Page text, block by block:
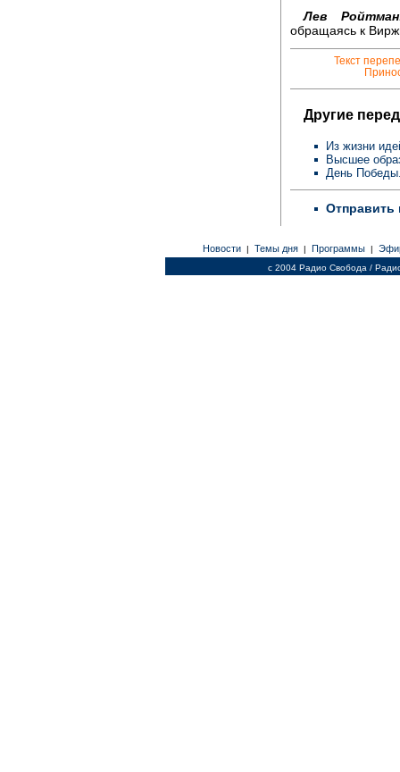
Лев
обращаясь к
Текст
Другие
Из жизни
Высшее
День
Отправить
Новости | Темы дня | Программы |
c 2004 Радио Свобода /